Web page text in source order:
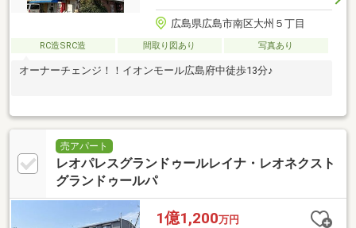
広島県広島市南区大州５丁目
RC造SRC造 間取り図あり 写真あり
オーナーチェンジ！！イオンモール広島府中徒歩13分♪
売アパート
レオパレスグランドゥールレイナ・レオネクスト
グランドゥールパ
1億1,200万円